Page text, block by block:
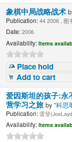
象棋中局战略战术
Publication: 44 2006 , 图
Date: 2006
Availability: Items
Place hold
Add to cart
爱因斯坦的孩子:永
营学习之旅by"科思
Publication: 雷登
Availability: Items